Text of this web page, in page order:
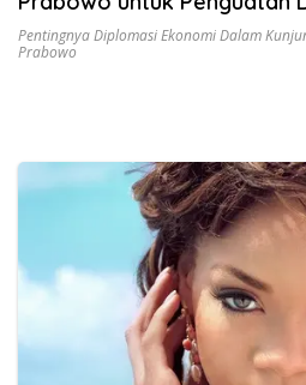
Global
Pentingnya Diplomasi Ekonomi Dalam
Prabowo